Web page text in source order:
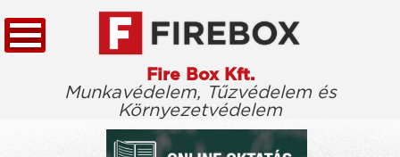
Fire Box Kft.
Munkavédelem, Tűzvédelem és
Környezetvédelem
KEZDŐLAP